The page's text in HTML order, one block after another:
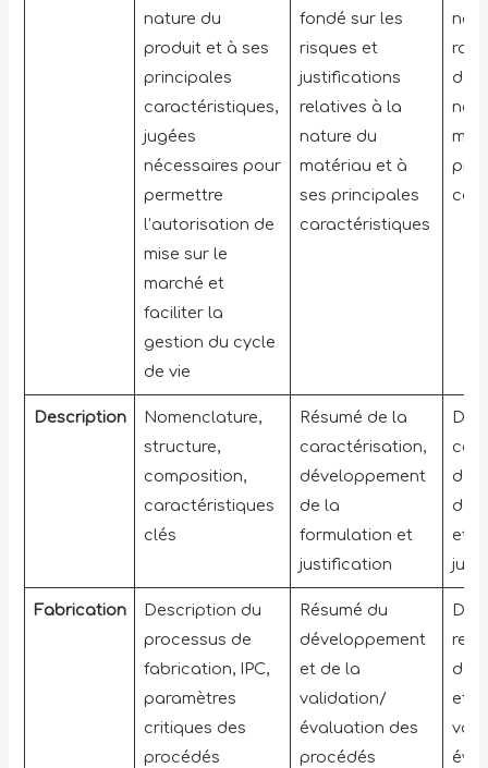
nature du
produit et à ses
principales
caractéristiques,
jugées
nécessaires pour
permettre
l’autorisation de
mise sur le
marché et
faciliter la
gestion du cycle
de vie
fondé sur les
risques et
justifications
relatives à la
nature du
matériau et à
ses principales
caractéristiques
Description
Nomenclature,
structure,
composition,
caractéristiques
clés
Résumé de la
caractérisation,
développement
de la
formulation et
justification
de
et
Fabrication
Description du
processus de
fabrication, IPC,
paramètres
critiques des
procédés
Résumé du
développement
et de la
validation/
évaluation des
procédés
et à